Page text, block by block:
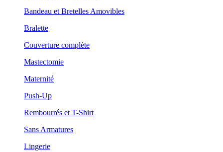
Bandeau et Bretelles Amovibles
Bralette
Couverture complète
Mastectomie
Maternité
Push-Up
Rembourrés et T-Shirt
Sans Armatures
Lingerie